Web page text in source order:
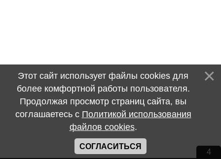
Этот сайт использует файлы cookies для
более комфортной работы пользователя.
Продолжая просмотр страниц сайта, вы
соглашаетесь с Политикой использования
файлов cookies.
СОГЛАСИТЬСЯ
4